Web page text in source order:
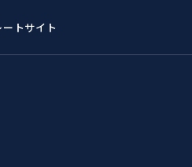
ートサイト